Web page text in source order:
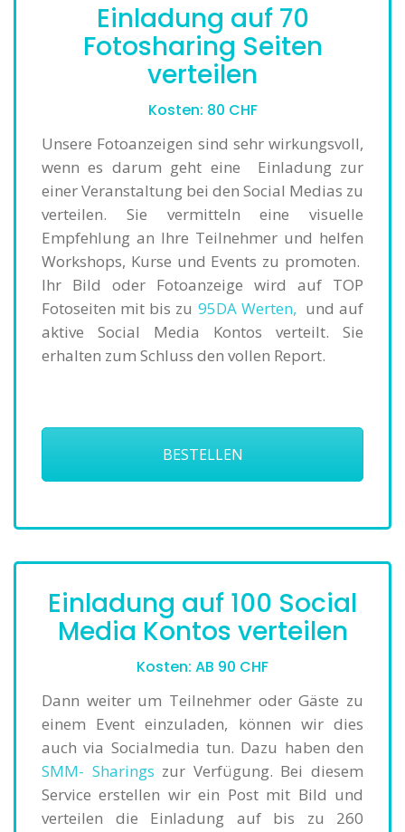
Einladung auf 70
Fotosharing Seiten
verteilen
Kosten: 80 CHF
Unsere Fotoanzeigen sind sehr wirkungsvoll,
wenn es darum geht eine Einladung zur
einer Veranstaltung bei den Social Medias zu
verteilen. Sie vermitteln eine visuelle
Empfehlung an Ihre Teilnehmer und helfen
Workshops, Kurse und Events zu promoten.
Ihr Bild oder Fotoanzeige wird auf TOP
Fotoseiten mit bis zu 95DA Werten, und auf
aktive Social Media Kontos verteilt. Sie
erhalten zum Schluss den vollen Report.
BESTELLEN
Einladung auf 100 Social
Media Kontos verteilen
Kosten: AB 90 CHF
Dann weiter um Teilnehmer oder Gäste zu
einem Event einzuladen, können wir dies
auch via Socialmedia tun. Dazu haben den
SMM- Sharings zur Verfügung. Bei diesem
Service erstellen wir ein Post mit Bild und
verteilen die Einladung auf bis zu 260